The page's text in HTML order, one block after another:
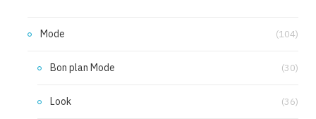
Mode (104)
Bon plan Mode (30)
Look (36)